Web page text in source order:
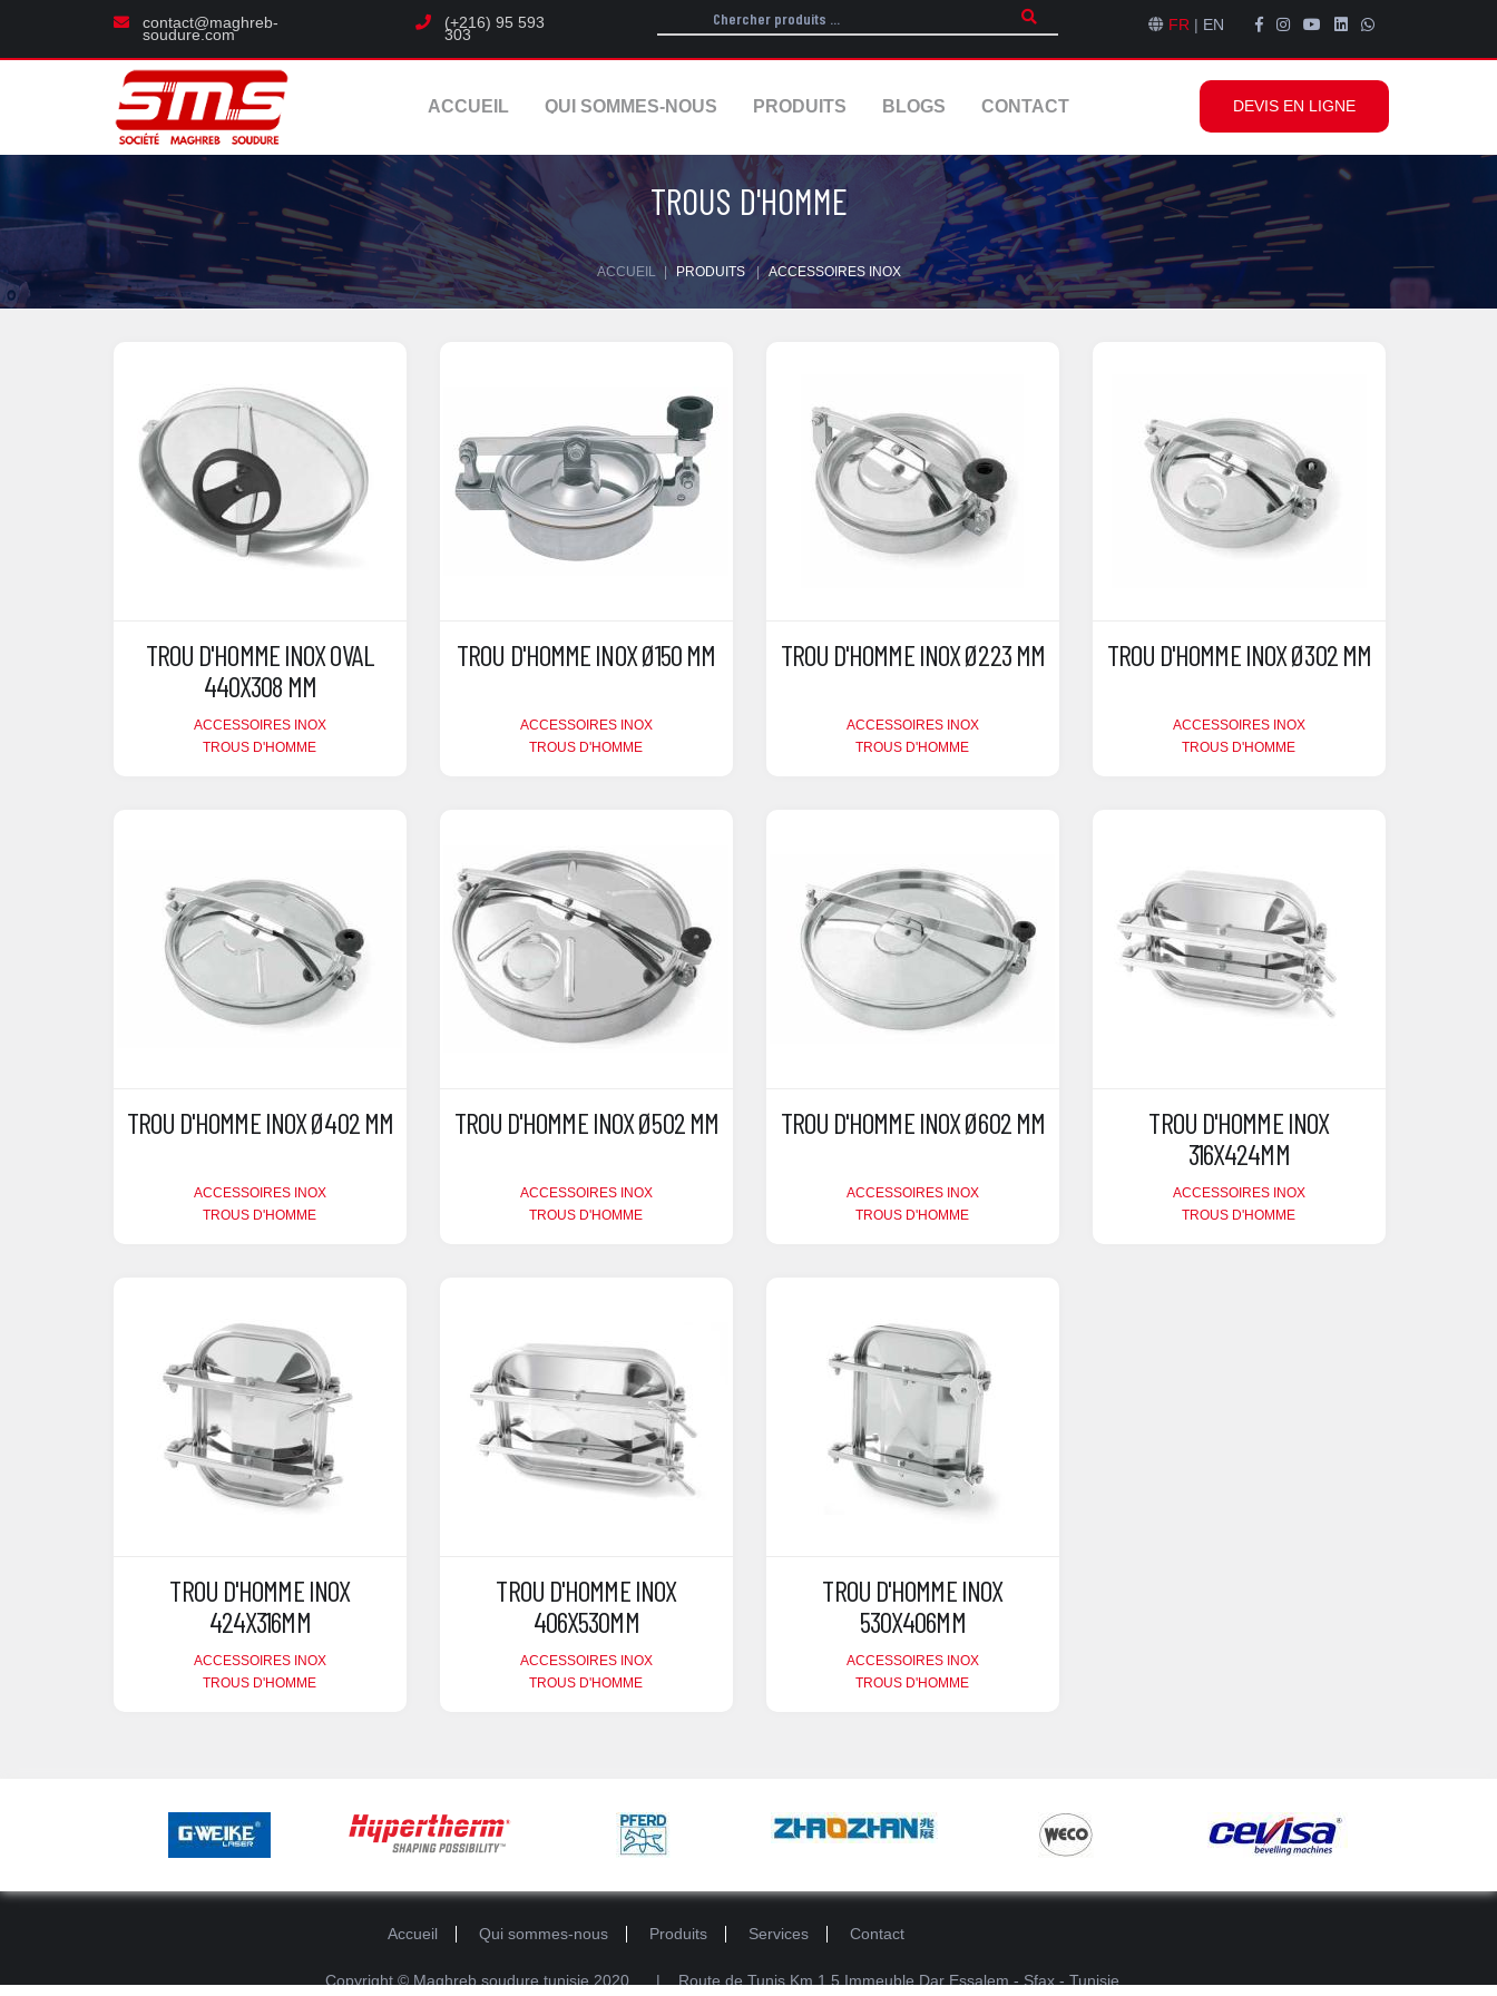
contact@maghreb-
soudure.com
(+216) 95 593
303
FR | EN
ACCUEIL QUI SOMMES-NOUS PRODUITS BLOGS CONTACT DEVIS EN LIGNE
TROUS D'HOMME
ACCUEIL PRODUITS | ACCESSOIRES INOX
TROU D'HOMME INOX OVAL
440X308 MM
ACCESSOIRES INOX
TROUS D'HOMME
TROU D'HOMME INOX Ø150 MM
ACCESSOIRES INOX
TROUS D'HOMME
TROU D'HOMME INOX Ø223 MM
ACCESSOIRES INOX
TROUS D'HOMME
TROU D'HOMME INOX Ø302 MM
ACCESSOIRES INOX
TROUS D'HOMME
TROU D'HOMME INOX Ø402 MM
ACCESSOIRES INOX
TROUS D'HOMME
TROU D'HOMME INOX Ø502 MM
ACCESSOIRES INOX
TROUS D'HOMME
TROU D'HOMME INOX Ø602 MM
ACCESSOIRES INOX
TROUS D'HOMME
TROU D'HOMME INOX
316X424MM
ACCESSOIRES INOX
TROUS D'HOMME
TROU D'HOMME INOX
424X316MM
ACCESSOIRES INOX
TROUS D'HOMME
TROU D'HOMME INOX
406X530MM
ACCESSOIRES INOX
TROUS D'HOMME
TROU D'HOMME INOX
530X406MM
ACCESSOIRES INOX
TROUS D'HOMME
Accueil Qui sommes-nous Produits Services Contact
Copyright © Maghreb soudure tunisie 2020 . | Route de Tunis Km 1.5 Immeuble Dar Essalem - Sfax - Tunisie